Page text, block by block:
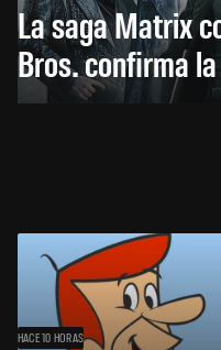
La saga Matrix
Bros. confirma
HACE 10 HORAS